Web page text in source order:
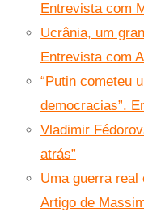
Entrevista com
Ucrânia, um
Entrevista com
“Putin cometeu
democracias”.
Vladimir
atrás”
Uma guerra real
Artigo de